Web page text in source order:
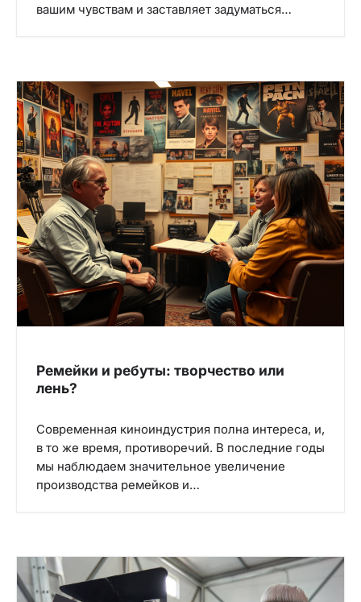
вашим чувствам и заставляет задуматься…
Ремейки и ребуты: творчество или
лень?
Современная киноиндустрия полна интереса, и,
в то же время, противоречий. В последние годы
мы наблюдаем значительное увеличение
производства ремейков и…